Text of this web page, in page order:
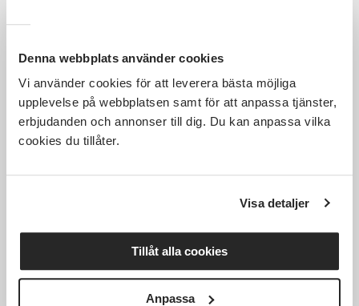
Denna webbplats använder cookies
Vi använder cookies för att leverera bästa möjliga
upplevelse på webbplatsen samt för att anpassa tjänster,
erbjudanden och annonser till dig. Du kan anpassa vilka
cookies du tillåter.
Visa detaljer
Tillåt alla cookies
Anpassa
Hur förbereder vi hälso- och
sjukvården för kris och krig?